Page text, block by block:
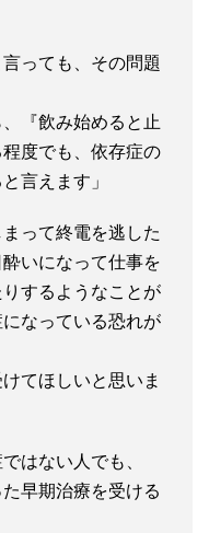
っても、その問題
『飲み始めると止
度でも、依存症の
言えます」
って終電を逃した
いになって仕事を
するようなことが
なっている恐れが
てほしいと思いま
はない人でも、
早期治療を受ける